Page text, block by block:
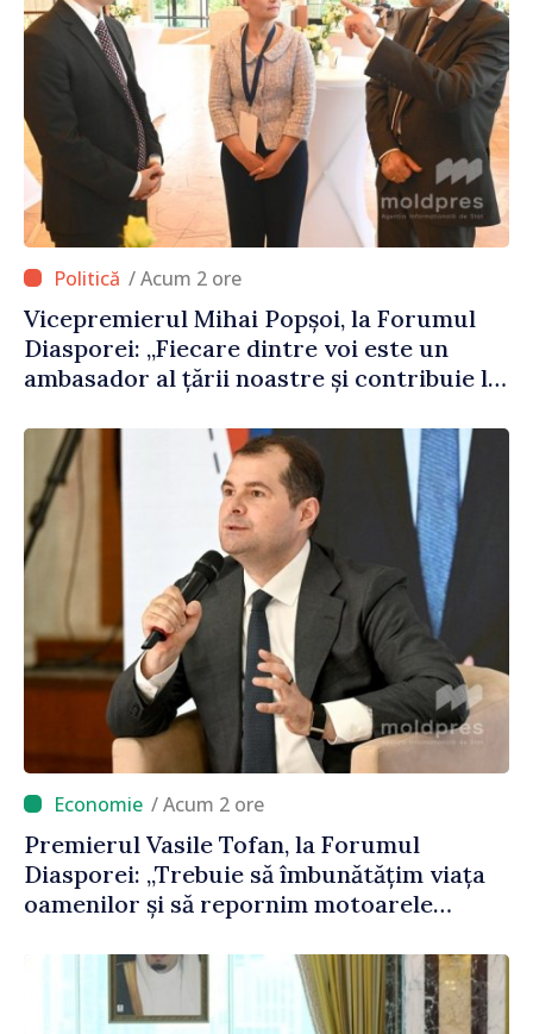
/ Acum 2 ore
Vicepremierul Mihai Popșoi, la Forumul
Diasporei: „Fiecare dintre voi este un
ambasador al țării noastre și contribuie la
/ Acum 2 ore
Premierul Vasile Tofan, la Forumul
Diasporei: „Trebuie să îmbunătățim viața
oamenilor și să repornim motoarele